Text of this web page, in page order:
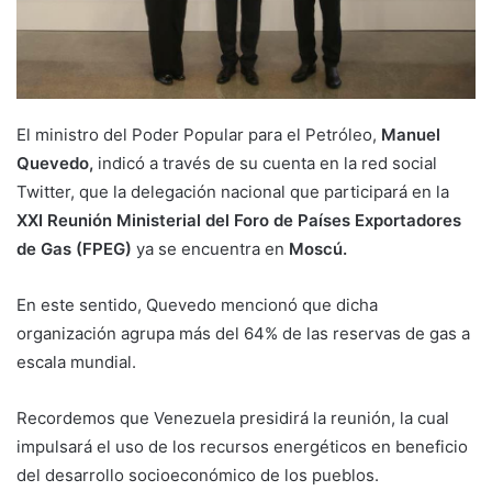
El ministro del Poder Popular para el Petróleo, Manuel
Quevedo, indicó a través de su cuenta en la red social
Twitter, que la delegación nacional que participará en la
XXI Reunión Ministerial del Foro de Países Exportadores
de Gas (FPEG) ya se encuentra en Moscú.
En este sentido, Quevedo mencionó que dicha
organización agrupa más del 64% de las reservas de gas a
escala mundial.
Recordemos que Venezuela presidirá la reunión, la cual
impulsará el uso de los recursos energéticos en beneficio
del desarrollo socioeconómico de los pueblos.